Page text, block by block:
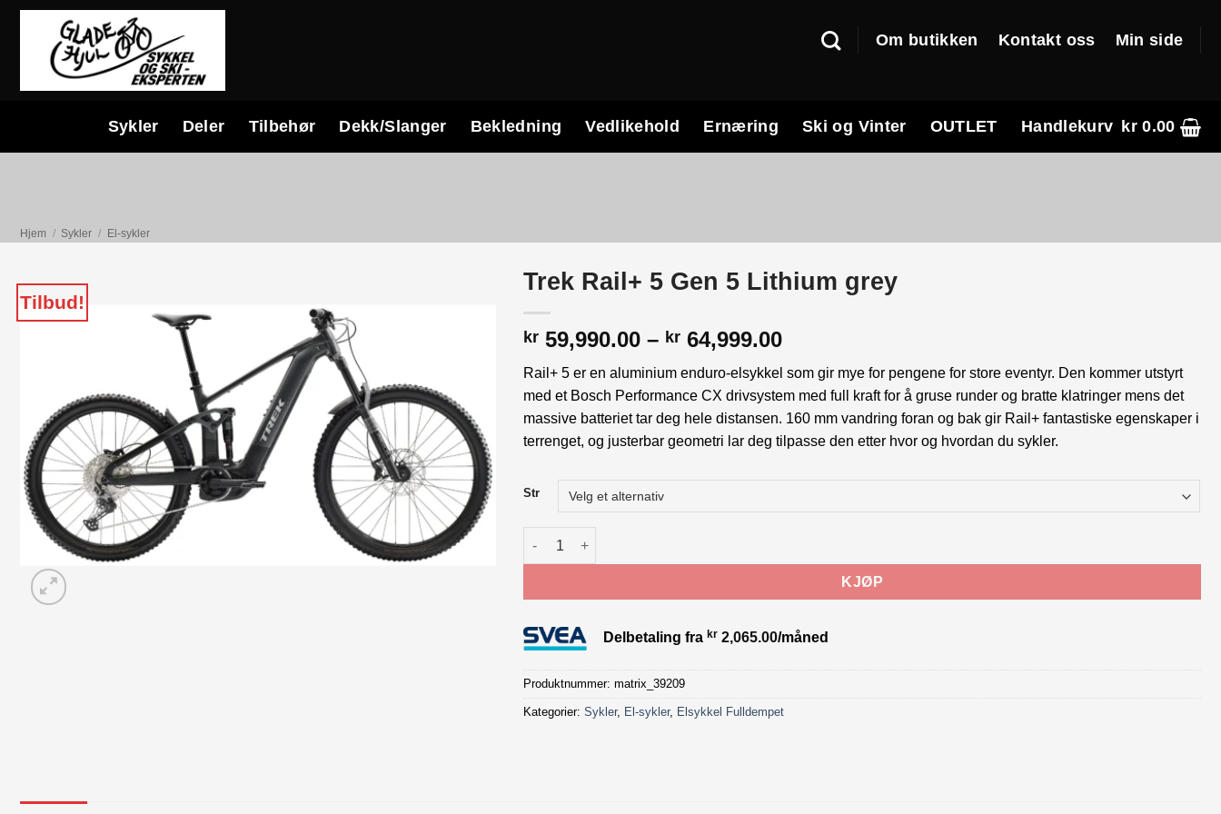
Skip
Om butikken Kontakt oss Min side
Sykler Deler Tilbehør Dekk/Slanger Bekledning Vedlikehold Ernæring Ski og Vinter OUTLET Handlekurv kr0.00
Hjem / Sykler / El-sykler
Tilbud!
Trek Rail+ 5 Gen 5 Lithium grey
kr 59,990.00 – kr 64,999.00Prisområde:
til
kr 64,999.00
Rail+ 5 er en aluminium enduro-elsykkel som gir mye for pengene for store eventyr. Den kommer utstyrt
med et Bosch Performance CX drivsystem med full kraft for å gruse runder og bratte klatringer mens det
massive batteriet tar deg hele distansen. 160 mm vandring foran og bak gir Rail+ fantastiske egenskaper i
terrenget, og justerbar geometri lar deg tilpasse den etter hvor og hvordan du sykler.
Str
Trek Rail+ 5 Gen 5 Lithium grey antall
KJØP
Delbetaling frakr 2,065.00/måned
Produktnummer:matrix_39209
Kategorier:Sykler, El-sykler, Elsykkel Fulldempet